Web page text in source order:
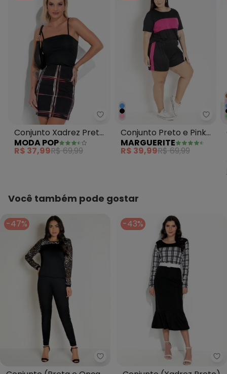
Moda Pop - Conjunto Xadrez
Conjunto Xadrez Preto
com Saia e Cropped
MODA POP
R$ 37,99R$ 69,99
Conjunto Preto e Pink
com Recortes Plus Size
MARGUERITE
R$ 39,99R$ 69,99
Você também pode gostar
-47%
Moda Pop - Conjunto (Preta e
-43%